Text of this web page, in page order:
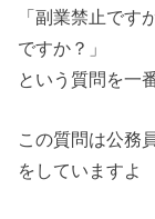
「副業禁止です
ですか？」
という質問を一
この質問は公務
をしていますよ